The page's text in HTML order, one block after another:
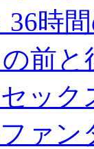
36時
前と
ック
ァ